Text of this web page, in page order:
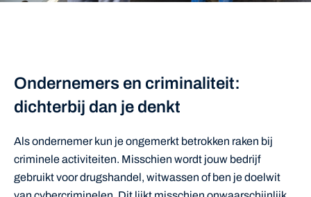
Ondernemers en criminaliteit:
dichterbij dan je denkt
Als ondernemer kun je ongemerkt betrokken raken bij
criminele activiteiten. Misschien wordt jouw bedrijf
gebruikt voor drugshandel, witwassen of ben je doelwit